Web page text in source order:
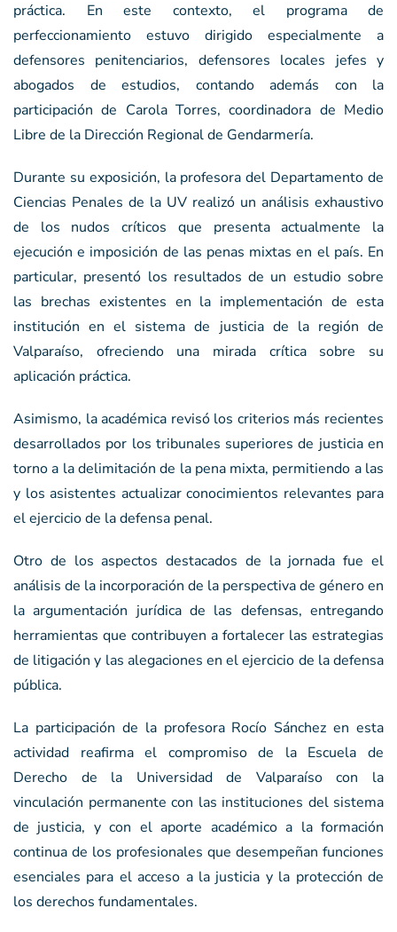
práctica. En este contexto, el programa de
perfeccionamiento estuvo dirigido especialmente a
defensores penitenciarios, defensores locales jefes y
abogados de estudios, contando además con la
participación de Carola Torres, coordinadora de Medio
Libre de la Dirección Regional de Gendarmería.
Durante su exposición, la profesora del Departamento de
Ciencias Penales de la UV realizó un análisis exhaustivo
de los nudos críticos que presenta actualmente la
ejecución e imposición de las penas mixtas en el país. En
particular, presentó los resultados de un estudio sobre
las brechas existentes en la implementación de esta
institución en el sistema de justicia de la región de
Valparaíso, ofreciendo una mirada crítica sobre su
aplicación práctica.
Asimismo, la académica revisó los criterios más recientes
desarrollados por los tribunales superiores de justicia en
torno a la delimitación de la pena mixta, permitiendo a las
y los asistentes actualizar conocimientos relevantes para
el ejercicio de la defensa penal.
Otro de los aspectos destacados de la jornada fue el
análisis de la incorporación de la perspectiva de género en
la argumentación jurídica de las defensas, entregando
herramientas que contribuyen a fortalecer las estrategias
de litigación y las alegaciones en el ejercicio de la defensa
pública.
La participación de la profesora Rocío Sánchez en esta
actividad reafirma el compromiso de la Escuela de
Derecho de la Universidad de Valparaíso con la
vinculación permanente con las instituciones del sistema
de justicia, y con el aporte académico a la formación
continua de los profesionales que desempeñan funciones
esenciales para el acceso a la justicia y la protección de
los derechos fundamentales.